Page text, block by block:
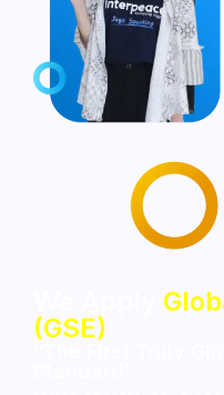
(GSE)